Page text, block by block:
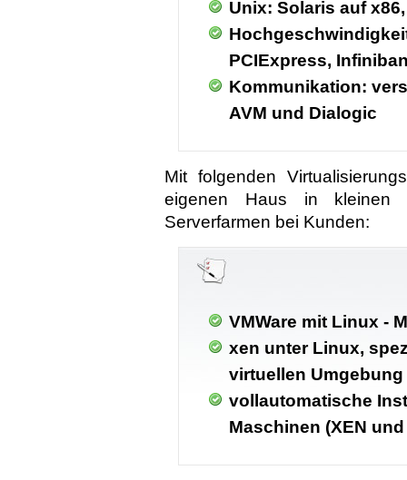
Unix: Solaris auf
PCIExpress,
Kommunikation:
AVM und Dialogic
Mit folgenden
eigenen Haus in kleinen
Serverfarmen bei Kunden:
VMWare mit Linux -
xen unter Linux,
virtuellen Umgebung
vollautomatische
Maschinen (XEN und